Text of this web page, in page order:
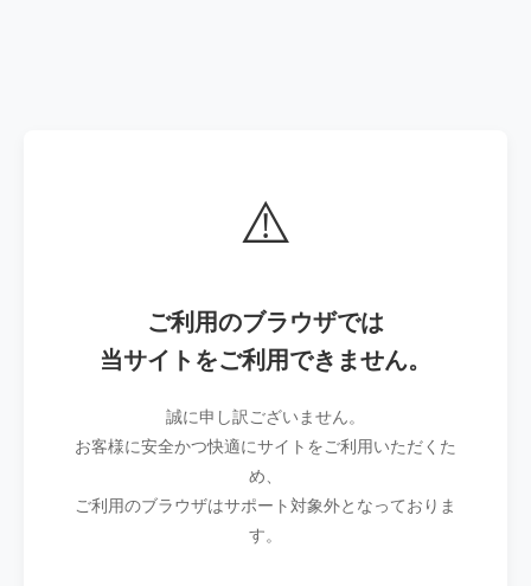
⚠️
ご利用のブラウザでは
当サイトをご利用できません。
誠に申し訳ございません。
お客様に安全かつ快適にサイトをご利用いただくた
め、
ご利用のブラウザはサポート対象外となっておりま
す。